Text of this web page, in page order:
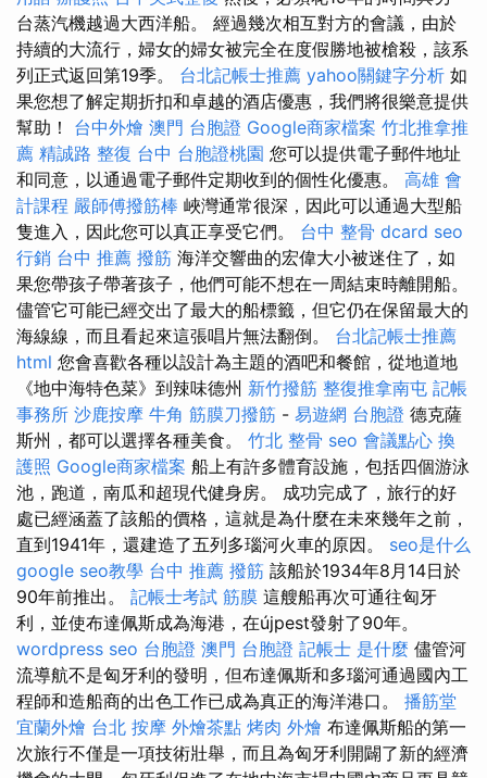
台蒸汽機越過大西洋船。 經過幾次相互對方的會議，由於
持續的大流行，婦女的婦女被完全在度假勝地被槍殺，該系
列正式返回第19季。 台北記帳士推薦 yahoo關鍵字分析 如
果您想了解定期折扣和卓越的酒店優惠，我們將很樂意提供
幫助！ 台中外燴 澳門 台胞證 Google商家檔案 竹北推拿推
薦 精誠路 整復 台中 台胞證桃園 您可以提供電子郵件地址
和同意，以通過電子郵件定期收到的個性化優惠。 高雄 會
計課程 嚴師傅撥筋棒 峽灣通常很深，因此可以通過大型船
隻進入，因此您可以真正享受它們。 台中 整骨 dcard seo
行銷 台中 推薦 撥筋 海洋交響曲的宏偉大小被迷住了，如
果您帶孩子帶著孩子，他們可能不想在一周結束時離開船。
儘管它可能已經交出了最大的船標籤，但它仍在保留最大的
海線線，而且看起來這張唱片無法翻倒。 台北記帳士推薦
html 您會喜歡各種以設計為主題的酒吧和餐館，從地道地
《地中海特色菜》到辣味德州 新竹撥筋 整復推拿南屯 記帳
事務所 沙鹿按摩 牛角 筋膜刀撥筋 - 易遊網 台胞證 德克薩
斯州，都可以選擇各種美食。 竹北 整骨 seo 會議點心 換
護照 Google商家檔案 船上有許多體育設施，包括四個游泳
池，跑道，南瓜和超現代健身房。 成功完成了，旅行的好
處已經涵蓋了該船的價格，這就是為什麼在未來幾年之前，
直到1941年，還建造了五列多瑙河火車的原因。 seo是什么
google seo教學 台中 推薦 撥筋 該船於1934年8月14日於
90年前推出。 記帳士考試 筋膜 這艘船再次可通往匈牙
利，並使布達佩斯成為海港，在újpest發射了90年。
wordpress seo 台胞證 澳門 台胞證 記帳士 是什麼 儘管河
流導航不是匈牙利的發明，但布達佩斯和多瑙河通過國內工
程師和造船商的出色工作已成為真正的海洋港口。 播筋堂
宜蘭外燴 台北 按摩 外燴茶點 烤肉 外燴 布達佩斯船的第一
次旅行不僅是一項技術壯舉，而且為匈牙利開闢了新的經濟